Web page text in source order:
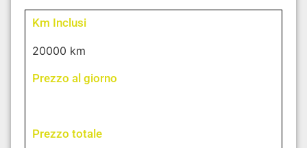
Km Inclusi
20000 km
Prezzo al giorno
Prezzo totale